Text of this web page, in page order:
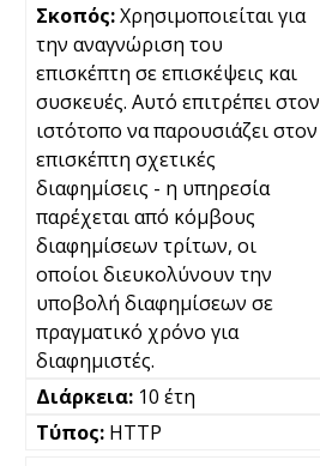
Χρησιμοποιείται για
την αναγνώριση του
επισκέπτη σε επισκέψεις και
συσκευές. Αυτό επιτρέπει στον
ιστότοπο να παρουσιάζει στον
επισκέπτη σχετικές
διαφημίσεις - η υπηρεσία
παρέχεται από κόμβους
διαφημίσεων τρίτων, οι
οποίοι διευκολύνουν την
υποβολή διαφημίσεων σε
πραγματικό χρόνο για
διαφημιστές.
10 έτη
HTTP